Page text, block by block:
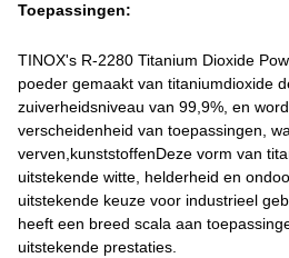
Toepassingen:
TINOX's R-2280 Titanium Dioxide
poeder gemaakt van titaniumdioxide
zuiverheidsniveau van 99,9%, en
verscheidenheid van toepassingen,
verven,kunststoffenDeze vorm van
uitstekende witte, helderheid en
uitstekende keuze voor industrieel
heeft een breed scala aan
uitstekende prestaties.